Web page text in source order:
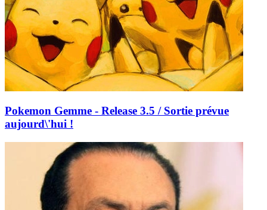
Pokemon Gemme - Release 3.5 / Sortie prévue
aujourd\'hui !